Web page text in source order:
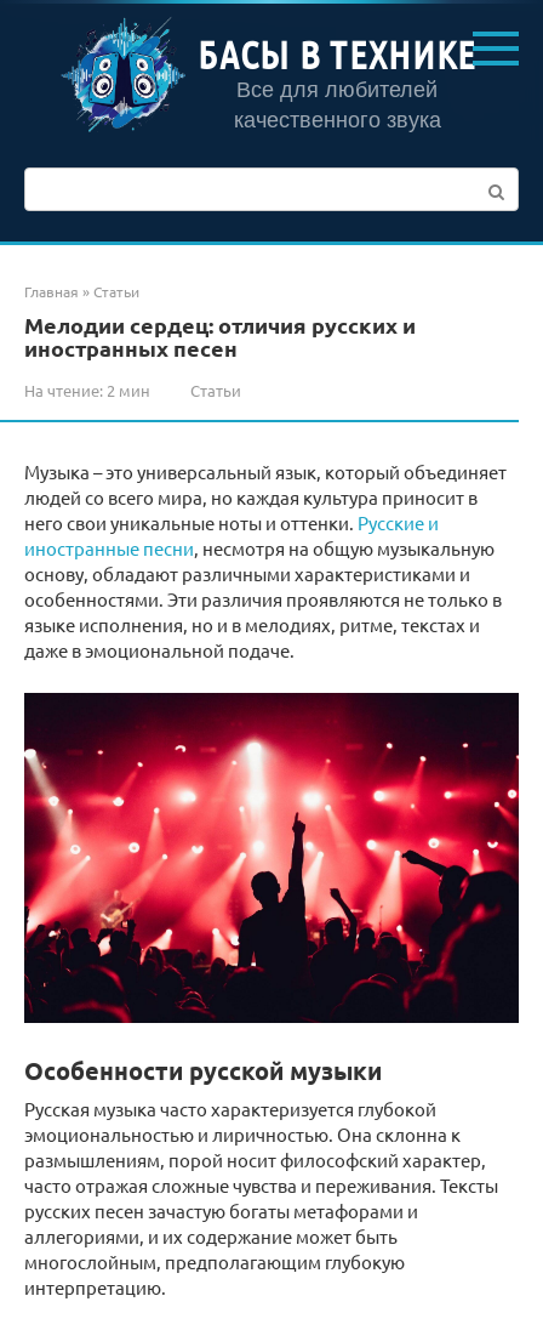
контенту
БАСЫ В ТЕХНИКЕ
Все для любителей
качественного звука
Главная »Статьи
Мелодии сердец: отличия русских и
иностранных песен
На чтение: 2 мин Статьи
Музыка – это универсальный язык, который объединяет
людей со всего мира, но каждая культура приносит в
него свои уникальные ноты и оттенки. Русские и
иностранные песни, несмотря на общую музыкальную
основу, обладают различными характеристиками и
особенностями. Эти различия проявляются не только в
языке исполнения, но и в мелодиях, ритме, текстах и
даже в эмоциональной подаче.
Особенности русской музыки
Русская музыка часто характеризуется глубокой
эмоциональностью и лиричностью. Она склонна к
размышлениям, порой носит философский характер,
часто отражая сложные чувства и переживания. Тексты
русских песен зачастую богаты метафорами и
аллегориями, и их содержание может быть
многослойным, предполагающим глубокую
интерпретацию.